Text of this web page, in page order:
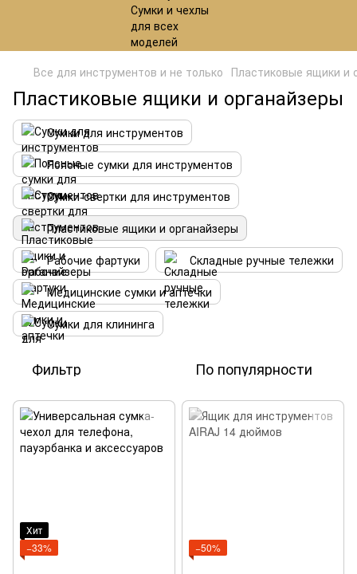
Все для инструментов и не только Пластиковые ящики и
Пластиковые ящики и органайзеры
Сумки для инструментов
Поясные сумки для инструментов
Сумки-свертки для инструментов
Пластиковые ящики и органайзеры
Рабочие фартуки
Складные ручные тележки
Медицинские сумки и аптечки
Сумки для клининга
Фильтр По популярности
Хит
−33%
−50%